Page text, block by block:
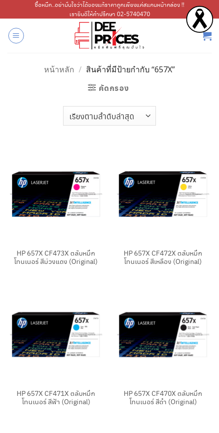
ไป
เนื้อหา
ซื้อหมึก..อย่ามั่นใจว่าได้ของแท้ราคาถูกเพียงแค่สแกนหน้ากล่อง !!
เรายินดีให้คำปรึกษา 02-5740470
หน้าหลัก / สินค้าที่มีป้ายกำกับ “657X”
คัดกรอง
HP 657X CF473X ตลับหมึก
โทนเนอร์ สีม่วงแดง (Original)
HP 657X CF472X ตลับหมึก
โทนเนอร์ สีเหลือง (Original)
HP 657X CF471X ตลับหมึก
โทนเนอร์ สีฟ้า (Original)
HP 657X CF470X ตลับหมึก
โทนเนอร์ สีดำ (Original)